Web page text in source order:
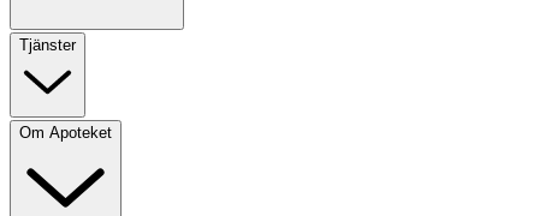
Tjänster
Om Apoteket